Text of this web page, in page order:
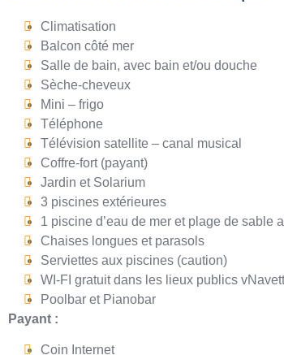
Climatisation
Balcon côté mer
Salle de bain, avec bain et/ou douche
Sèche-cheveux
Mini – frigo
Téléphone
Télévision satellite – canal musical
Coffre-fort (payant)
Jardin et Solarium
3 piscines extérieures
1 piscine d’eau de mer et plage de sable
Chaises longues et parasols
Serviettes aux piscines (caution)
WI-FI gratuit dans les lieux publics
Poolbar et Pianobar
Payant :
Coin Internet